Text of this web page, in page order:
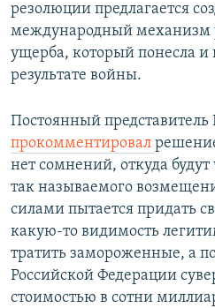
резолюции предлагается
международный механизм
ущерба, который понесла и
результате войны.
Постоянный
прокомментировал
нет сомнений, откуда будут
так называемого
силами пытается придать
какую-то видимость
тратить замороженные, а
Российской Федерации
стоимостью в сотни